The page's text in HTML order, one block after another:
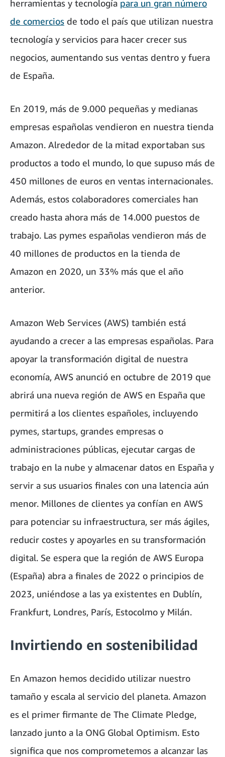
herramientas y tecnología para un gran número
de comercios de todo el país que utilizan nuestra
tecnología y servicios para hacer crecer sus
negocios, aumentando sus ventas dentro y fuera
de España.
En 2019, más de 9.000 pequeñas y medianas
empresas españolas vendieron en nuestra tienda
Amazon. Alrededor de la mitad exportaban sus
productos a todo el mundo, lo que supuso más de
450 millones de euros en ventas internacionales.
Además, estos colaboradores comerciales han
creado hasta ahora más de 14.000 puestos de
trabajo. Las pymes españolas vendieron más de
40 millones de productos en la tienda de
Amazon en 2020, un 33% más que el año
anterior.
Amazon Web Services (AWS) también está
ayudando a crecer a las empresas españolas. Para
apoyar la transformación digital de nuestra
economía, AWS anunció en octubre de 2019 que
abrirá una nueva región de AWS en España que
permitirá a los clientes españoles, incluyendo
pymes, startups, grandes empresas o
administraciones públicas, ejecutar cargas de
trabajo en la nube y almacenar datos en España y
servir a sus usuarios finales con una latencia aún
menor. Millones de clientes ya confían en AWS
para potenciar su infraestructura, ser más ágiles,
reducir costes y apoyarles en su transformación
digital. Se espera que la región de AWS Europa
(España) abra a finales de 2022 o principios de
2023, uniéndose a las ya existentes en Dublín,
Frankfurt, Londres, París, Estocolmo y Milán.
Invirtiendo en sostenibilidad
En Amazon hemos decidido utilizar nuestro
tamaño y escala al servicio del planeta. Amazon
es el primer firmante de The Climate Pledge,
lanzado junto a la ONG Global Optimism. Esto
significa que nos comprometemos a alcanzar las